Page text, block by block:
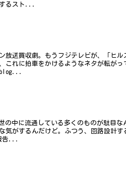
するスト...
放送買収劇。もうフジテレビが、「ヒル
これに拍車をかけるようなネタが転がっ
blog...
の中に流通している多くのものが駄目
気がするんだけど。ふつう、回路設計す
告...